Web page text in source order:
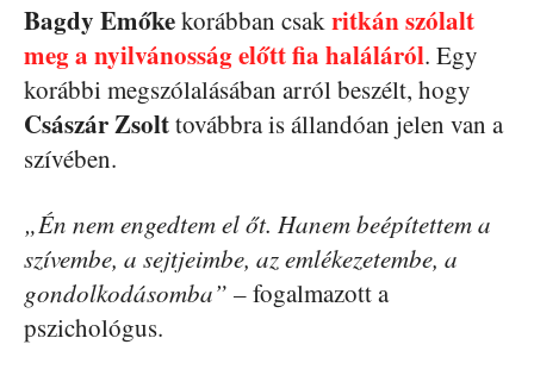
Bagdy Emőkekorábban csakritkán szólalt
meg a nyilvánosság előtt fia haláláról. Egy
korábbi megszólalásában arról beszélt, hogy
Császár Zsolttovábbra is állandóan jelen van a
szívében.
„Én nem engedtem el őt. Hanem beépítettem a
szívembe, a sejtjeimbe, az emlékezetembe, a
gondolkodásomba” –fogalmazott a
pszichológus.